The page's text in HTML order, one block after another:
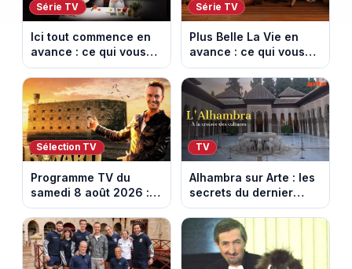
Série TV
Ici tout commence en
avance : ce qui vous
attend la semaine du
10 au 14 août 2026
(spoiler)
Série TV
Plus Belle La Vie en
avance : ce qui vous
attend la semaine du
10 au 14 août 2026
(spoiler)
Sélection TV
Programme TV du
samedi 8 août 2026 :
notre sélection pour
votre soirée télé
TV
Alhambra sur Arte : les
secrets du dernier
sultanat musulman
d’Espagne